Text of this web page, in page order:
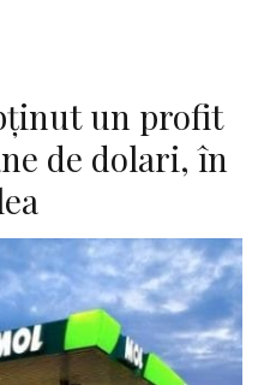
un profit
de dolari, în